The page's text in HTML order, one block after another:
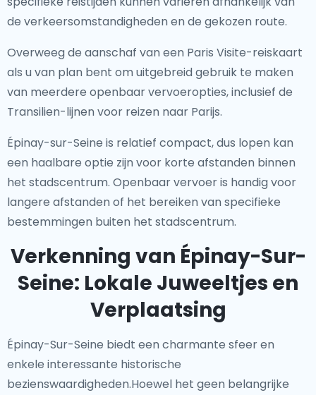
de verkeersomstandigheden en de gekozen route.
Overweeg de aanschaf van een Paris Visite-reiskaart
als u van plan bent om uitgebreid gebruik te maken
van meerdere openbaar vervoeropties, inclusief de
Transilien-lijnen voor reizen naar Parijs.
Épinay-sur-Seine is relatief compact, dus lopen kan
een haalbare optie zijn voor korte afstanden binnen
het stadscentrum. Openbaar vervoer is handig voor
langere afstanden of het bereiken van specifieke
bestemmingen buiten het stadscentrum.
Verkenning van Épinay-Sur-
Seine: Lokale Juweeltjes en
Verplaatsing
Épinay-Sur-Seine biedt een charmante sfeer en
enkele interessante historische
bezienswaardigheden.Hoewel het geen belangrijke